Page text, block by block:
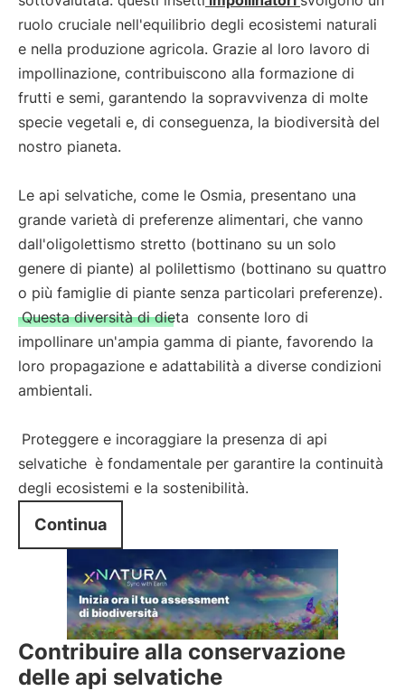
ruolo cruciale nell'equilibrio degli ecosistemi naturali
e nella produzione agricola. Grazie al loro lavoro di
impollinazione, contribuiscono alla formazione di
frutti e semi, garantendo la sopravvivenza di molte
specie vegetali e, di conseguenza, la biodiversità del
nostro pianeta.
Le api selvatiche, come le Osmia, presentano una
grande varietà di preferenze alimentari, che vanno
dall'oligolettismo stretto (bottinano su un solo
genere di piante) al polilettismo (bottinano su quattro
o più famiglie di piante senza particolari preferenze).
Questa diversità di dieta consente loro di
impollinare un'ampia gamma di piante, favorendo la
loro propagazione e adattabilità a diverse condizioni
ambientali.
Proteggere e incoraggiare la presenza di api
selvatiche è fondamentale per garantire la continuità
degli ecosistemi e la sostenibilità.
Continua
Contribuire alla conservazione
delle api selvatiche